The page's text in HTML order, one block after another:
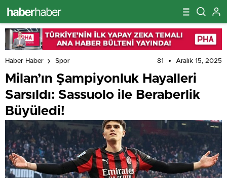
Haber Haber Spor 81 Aralık 15, 2025
Milan’ın Şampiyonluk Hayalleri
Sarsıldı: Sassuolo ile Beraberlik
Büyüledi!